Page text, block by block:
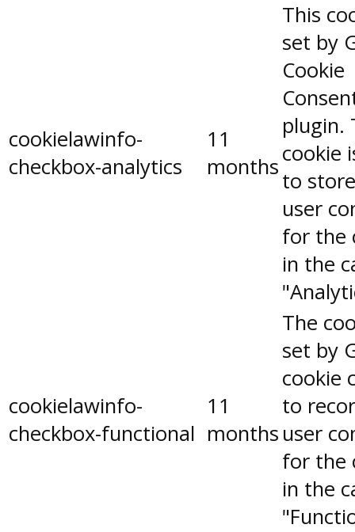
cookielawinfo-
checkbox-analytics
11
months
This
set by
Cookie
plugin.
cookie
to
user
for the
in the
cookielawinfo-
checkbox-functional
11
months
The
set by
cookie
to
user
for the
in the